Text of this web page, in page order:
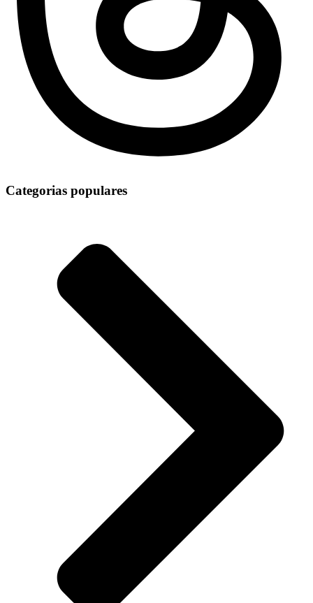
Categorias populares